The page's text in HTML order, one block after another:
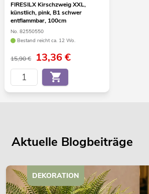
FIRESILX Kirschzweig XXL,
künstlich, pink, B1 schwer
entflammbar, 100cm
No. 82550550
Bestand reicht ca. 12 Wo.
15,90 € 13,36€
Aktuelle Blogbeiträge
DEKORATION